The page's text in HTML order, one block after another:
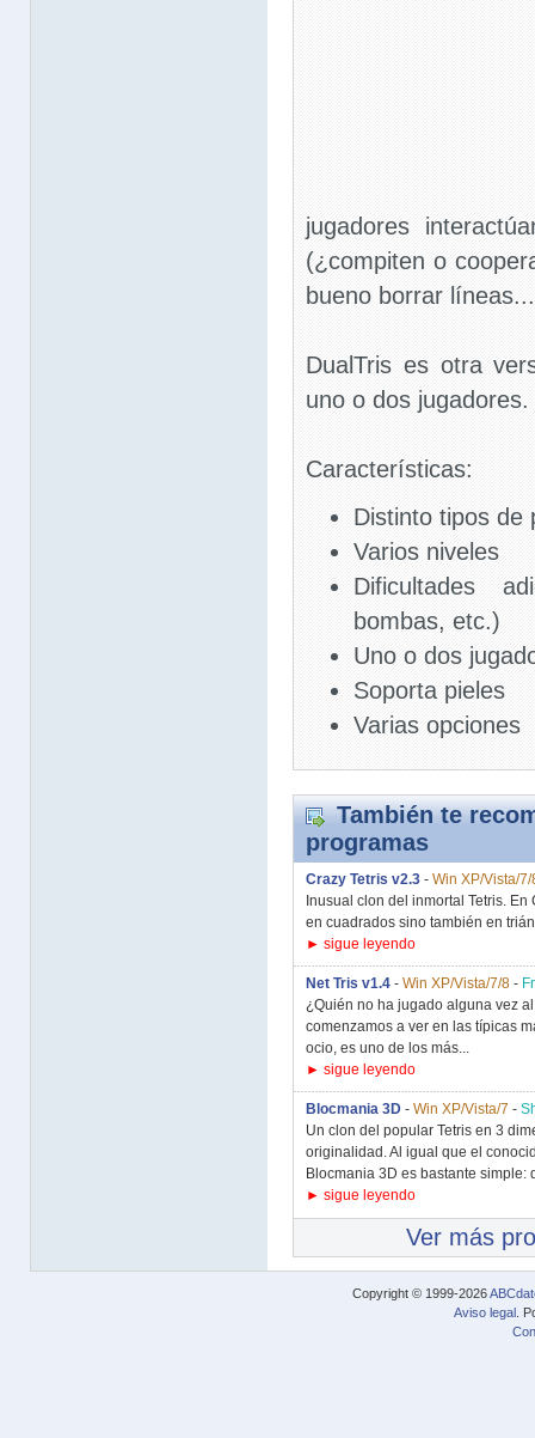
jugadores
(¿compiten o
bueno borrar líneas...
DualTris es otra
uno o dos jugadores.
Características:
Distinto tipos de
Varios niveles
Dificultades
bombas, etc.)
Uno o dos
Soporta pieles
Varias opciones
También te
programas
Crazy Tetris v2.3 - Win XP/Vista/7/
Inusual clon del inmortal Tetris.
en cuadrados sino también en
► sigue leyendo
Net Tris v1.4 - Win XP/Vista/7/8 -
¿Quién no ha jugado alguna vez
comenzamos a ver en las típicas
ocio, es uno de los más...
► sigue leyendo
Blocmania 3D - Win XP/Vista/7 -
Un clon del popular Tetris en 3
originalidad. Al igual que el
Blocmania 3D es bastante simple:
► sigue leyendo
Ver más
Copyright © 1999-2026
Aviso legal .